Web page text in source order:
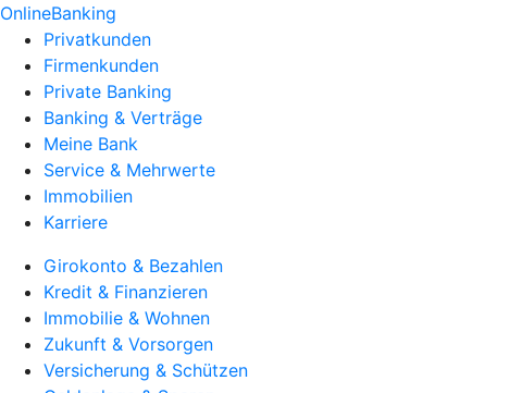
OnlineBanking
Privatkunden
Firmenkunden
Private Banking
Banking & Verträge
Meine Bank
Service & Mehrwerte
Immobilien
Karriere
Girokonto & Bezahlen
Kredit & Finanzieren
Immobilie & Wohnen
Zukunft & Vorsorgen
Versicherung & Schützen